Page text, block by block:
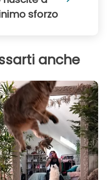
sforzo
anche